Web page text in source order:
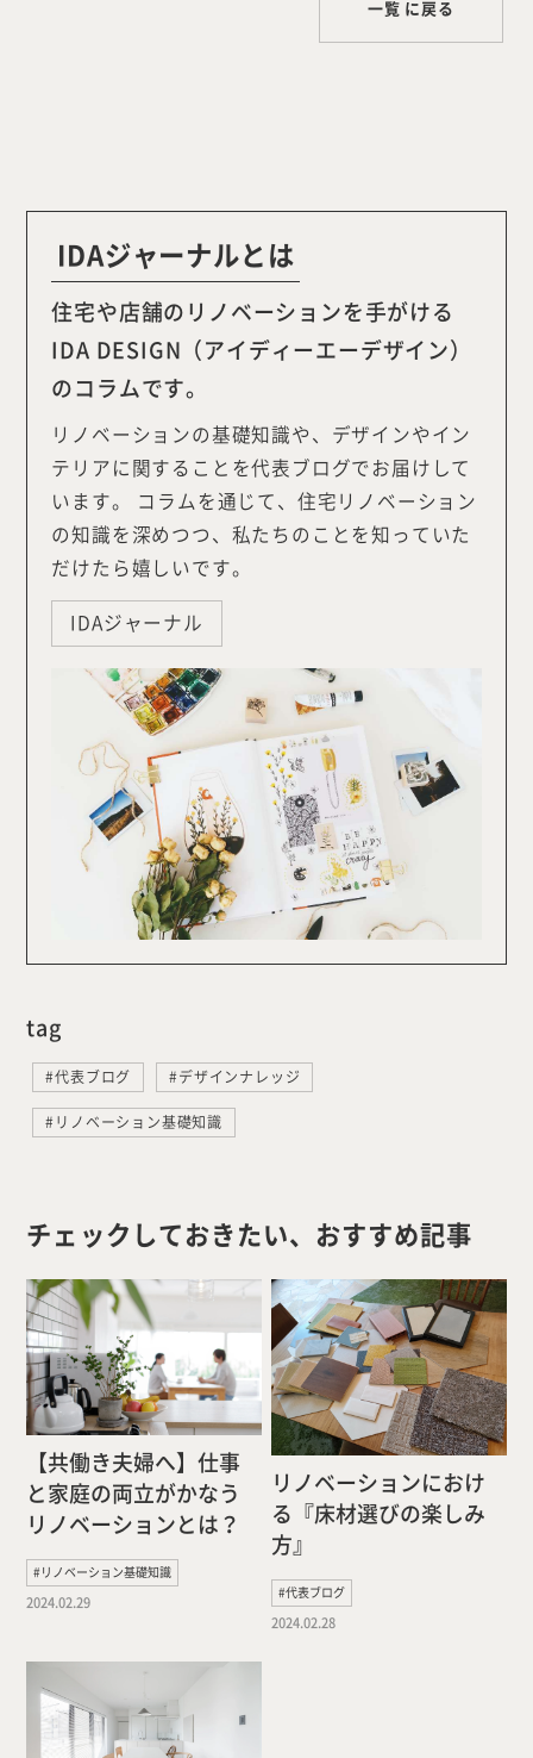
一覧 に戻る
IDAジャーナルとは
住宅や店舗のリノベーションを手がける
IDA DESIGN（アイディーエーデザイン）
のコラムです。
リノベーションの基礎知識や、デザインやイン
テリアに関することを代表ブログでお届けして
います。 コラムを通じて、住宅リノベーション
の知識を深めつつ、私たちのことを知っていた
だけたら嬉しいです。
IDAジャーナル
tag
#代表ブログ #デザインナレッジ
#リノベーション基礎知識
チェックしておきたい、おすすめ記事
【共働き夫婦へ】仕事
と家庭の両立がかなう
リノベーションとは？
#リノベーション基礎知識
2024.02.29
リノベーションにおけ
る『床材選びの楽しみ
方』
#代表ブログ
2024.02.28